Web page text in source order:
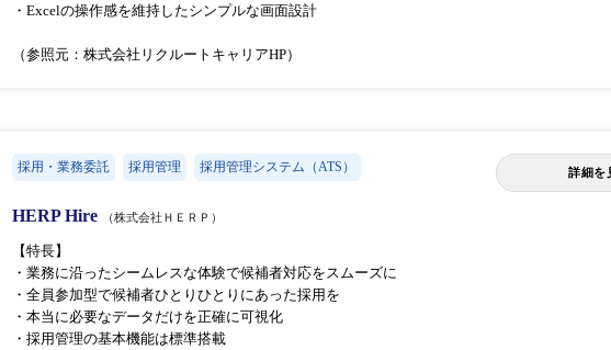
・Excelの操作感を維持したシンプルな画面設計
（参照元：株式会社リクルートキャリアHP）
採用・業務委託 採用管理 採用管理システム（ATS） 詳細を
HERP Hire （株式会社ＨＥＲＰ）
【特長】
・業務に沿ったシームレスな体験で候補者対応をスムーズに
・全員参加型で候補者ひとりひとりにあった採用を
・本当に必要なデータだけを正確に可視化
・採用管理の基本機能は標準搭載